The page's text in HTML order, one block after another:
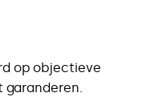
op objectieve